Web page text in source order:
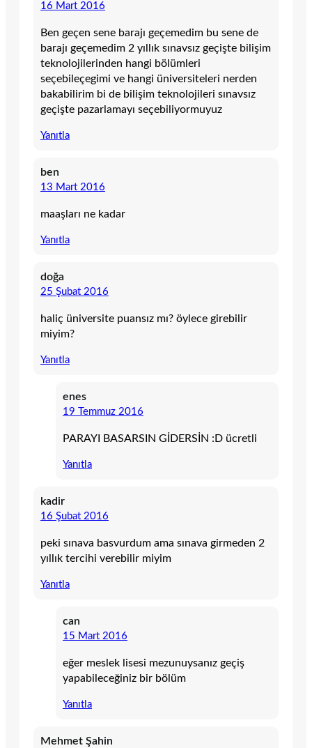
16 Mart 2016
Ben geçen sene barajı geçemedim bu sene de
barajı geçemedim 2 yıllık sınavsız geçişte bilişim
teknolojilerinden hangi bölümleri
seçebileçegimi ve hangi üniversiteleri nerden
bakabilirim bi de bilişim teknolojileri sınavsız
geçişte pazarlamayı seçebiliyormuyuz
Yanıtla
ben
13 Mart 2016
maaşları ne kadar
Yanıtla
doğa
25 Şubat 2016
haliç üniversite puansız mı? öylece girebilir
miyim?
Yanıtla
enes
19 Temmuz 2016
PARAYI BASARSIN GİDERSİN :D ücretli
Yanıtla
kadir
16 Şubat 2016
peki sınava basvurdum ama sınava girmeden 2
yıllık tercihi verebilir miyim
Yanıtla
can
15 Mart 2016
eğer meslek lisesi mezunuysanız geçiş
yapabileceğiniz bir bölüm
Yanıtla
Mehmet Şahin